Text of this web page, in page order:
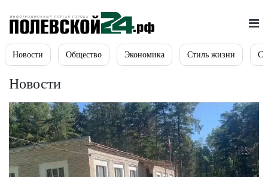
Новости Общество Экономика Стиль жизни
Новости